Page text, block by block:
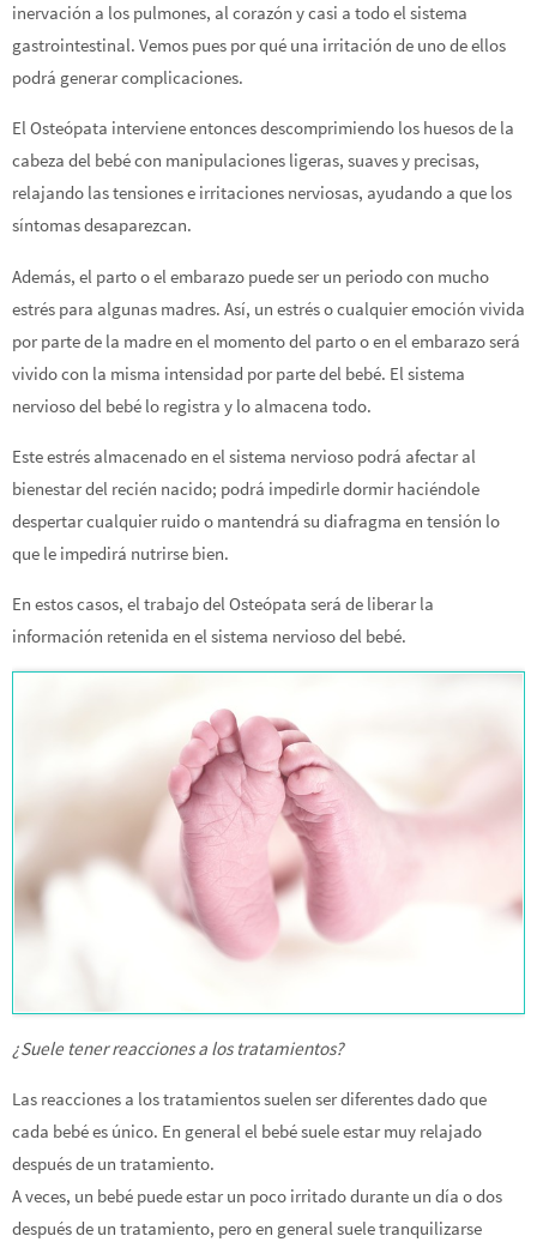
inervación a los pulmones, al corazón y casi a todo el sistema
gastrointestinal. Vemos pues por qué una irritación de uno de ellos
podrá generar complicaciones.
El Osteópata interviene entonces descomprimiendo los huesos de la
cabeza del bebé con manipulaciones ligeras, suaves y precisas,
relajando las tensiones e irritaciones nerviosas, ayudando a que los
síntomas desaparezcan.
Además, el parto o el embarazo puede ser un periodo con mucho
estrés para algunas madres. Así, un estrés o cualquier emoción vivida
por parte de la madre en el momento del parto o en el embarazo será
vivido con la misma intensidad por parte del bebé. El sistema
nervioso del bebé lo registra y lo almacena todo.
Este estrés almacenado en el sistema nervioso podrá afectar al
bienestar del recién nacido; podrá impedirle dormir haciéndole
despertar cualquier ruido o mantendrá su diafragma en tensión lo
que le impedirá nutrirse bien.
En estos casos, el trabajo del Osteópata será de liberar la
información retenida en el sistema nervioso del bebé.
¿Suele tener reacciones a los tratamientos?
Las reacciones a los tratamientos suelen ser diferentes dado que
cada bebé es único. En general el bebé suele estar muy relajado
después de un tratamiento.
A veces, un bebé puede estar un poco irritado durante un día o dos
después de un tratamiento, pero en general suele tranquilizarse